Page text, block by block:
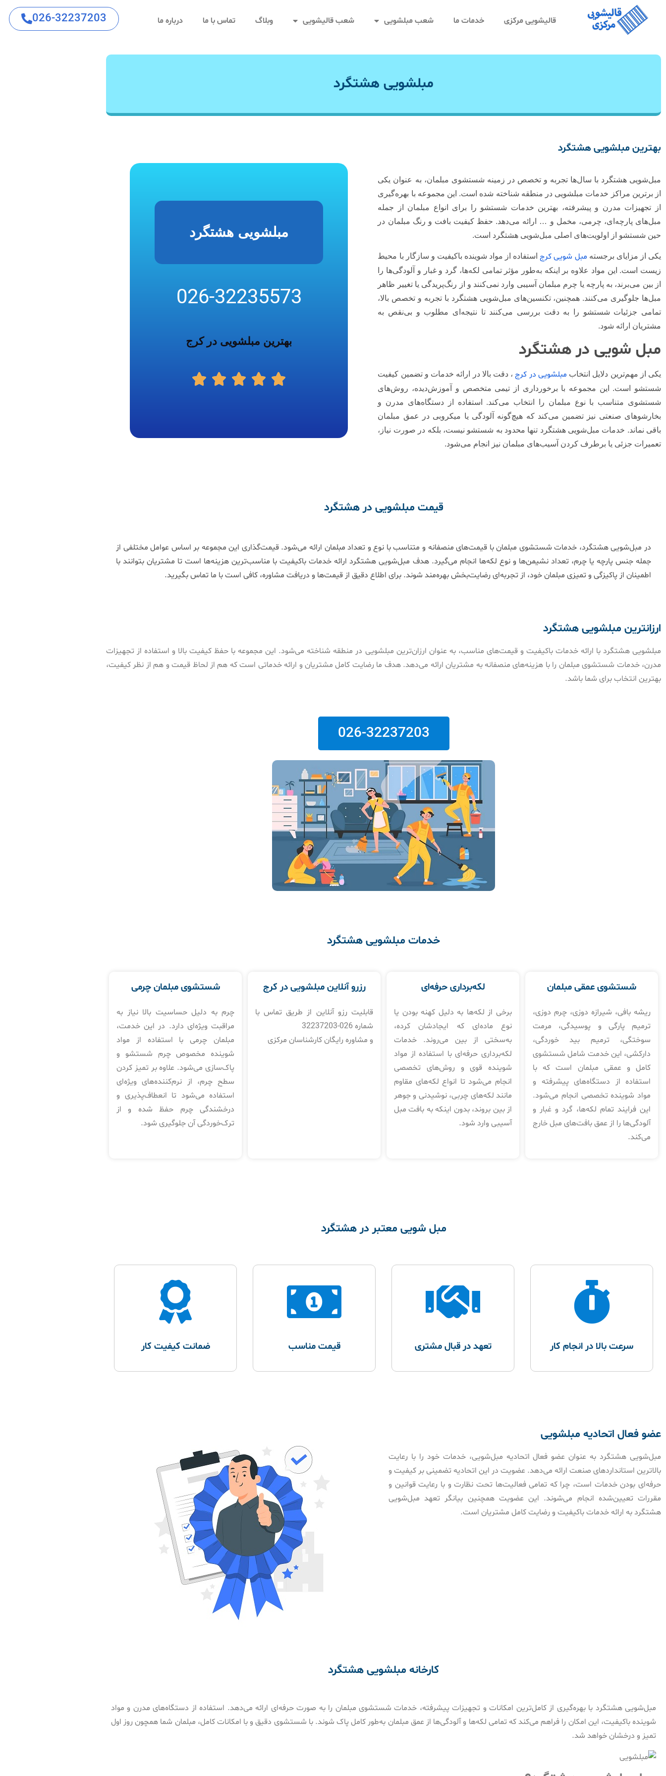
قالیشویی مرکزی خدمات ما شعب مبلشویی شعب قالیشویی وبلاگ تماس با ما درباره ما 026-32237203
مبلشویی هشتگرد
بهترین مبلشویی هشتگرد
مبل‌شویی هشتگرد با سال‌ها تجربه و تخصص در زمینه شستشوی مبلمان، به عنوان یکی
از برترین مراکز خدمات مبلشویی در منطقه شناخته شده است. این مجموعه با بهره‌گیری
از تجهیزات مدرن و پیشرفته، بهترین خدمات شستشو را برای انواع مبلمان از جمله
مبل‌های پارچه‌ای، چرمی، مخمل و … ارائه می‌دهد. حفظ کیفیت بافت و رنگ مبلمان در
حین شستشو از اولویت‌های اصلی مبل‌شویی هشتگرد است.
یکی از مزایای برجسته مبل‌ شویی کرج استفاده از مواد شوینده باکیفیت و سازگار با محیط
زیست است. این مواد علاوه بر اینکه به‌طور مؤثر تمامی لکه‌ها، گرد و غبار و آلودگی‌ها را
از بین می‌برند، به پارچه یا چرم مبلمان آسیبی وارد نمی‌کنند و از رنگ‌پریدگی یا تغییر ظاهر
مبل‌ها جلوگیری می‌کنند. همچنین، تکنسین‌های مبل‌شویی هشتگرد با تجربه و تخصص بالا،
تمامی جزئیات شستشو را به دقت بررسی می‌کنند تا نتیجه‌ای مطلوب و بی‌نقص به
مشتریان ارائه شود.
مبل شویی در هشتگرد
یکی از مهم‌ترین دلایل انتخاب مبلشویی در کرج ، دقت بالا در ارائه خدمات و تضمین کیفیت
شستشو است. این مجموعه با برخورداری از تیمی متخصص و آموزش‌دیده، روش‌های
شستشوی متناسب با نوع مبلمان را انتخاب می‌کند. استفاده از دستگاه‌های مدرن و
بخارشوهای صنعتی نیز تضمین می‌کند که هیچ‌گونه آلودگی یا میکروبی در عمق مبلمان
باقی نماند. خدمات مبل‌شویی هشتگرد تنها محدود به شستشو نیست، بلکه در صورت نیاز،
تعمیرات جزئی یا برطرف کردن آسیب‌های مبلمان نیز انجام می‌شود.
مبلشویی هشتگرد
026-32235573
بهترین مبلشویی در کرج
قیمت مبلشویی در هشتگرد
در مبل‌شویی هشتگرد، خدمات شستشوی مبلمان با قیمت‌های منصفانه و متناسب با نوع و تعداد مبلمان ارائه می‌شود. قیمت‌گذاری این مجموعه بر اساس عوامل مختلفی از
جمله جنس پارچه یا چرم، تعداد نشیمن‌ها و نوع لکه‌ها انجام می‌گیرد. هدف مبل‌شویی هشتگرد ارائه خدمات باکیفیت با مناسب‌ترین هزینه‌ها است تا مشتریان بتوانند با
اطمینان از پاکیزگی و تمیزی مبلمان خود، از تجربه‌ای رضایت‌بخش بهره‌مند شوند. برای اطلاع دقیق از قیمت‌ها و دریافت مشاوره، کافی است با ما تماس بگیرید.
ارزانترین مبلشویی هشتگرد
مبلشویی هشتگرد با ارائه خدمات باکیفیت و قیمت‌های مناسب، به عنوان ارزان‌ترین مبلشویی در منطقه شناخته می‌شود. این مجموعه با حفظ کیفیت بالا و استفاده از تجهیزات
مدرن، خدمات شستشوی مبلمان را با هزینه‌های منصفانه به مشتریان ارائه می‌دهد. هدف ما رضایت کامل مشتریان و ارائه خدماتی است که هم از لحاظ قیمت و هم از نظر کیفیت،
بهترین انتخاب برای شما باشد.
026-32237203
خدمات مبلشویی هشتگرد
شستشوی عمقی مبلمان
ریشه بافی، شیرازه دوزی، چرم دوزی،
ترمیم پارگی و پوسیدگی، مرمت
سوختگی، ترمیم بید خوردگی،
دارکشی، این خدمت شامل شستشوی
کامل و عمقی مبلمان است که با
استفاده از دستگاه‌های پیشرفته و
مواد شوینده تخصصی انجام می‌شود.
این فرایند تمام لکه‌ها، گرد و غبار و
آلودگی‌ها را از عمق بافت‌های مبل خارج
می‌کند.
لکه‌برداری حرفه‌ای
برخی از لکه‌ها به دلیل کهنه بودن یا
نوع ماده‌ای که ایجادشان کرده،
به‌سختی از بین می‌روند. خدمات
لکه‌برداری حرفه‌ای با استفاده از مواد
شوینده قوی و روش‌های تخصصی
انجام می‌شود تا انواع لکه‌های مقاوم
مانند لکه‌های چربی، نوشیدنی و جوهر
از بین بروند، بدون اینکه به بافت مبل
آسیبی وارد شود.
رزرو آنلاین مبلشویی در کرج
قابلیت رزو آنلاین از طریق تماس با
شماره 026-32237203
و مشاوره رایگان کارشناسان مرکزی
شستشوی مبلمان چرمی
چرم به دلیل حساسیت بالا نیاز به
مراقبت ویژه‌ای دارد. در این خدمت،
مبلمان چرمی با استفاده از مواد
شوینده مخصوص چرم شستشو و
پاک‌سازی می‌شود. علاوه بر تمیز کردن
سطح چرم، از نرم‌کننده‌های ویژه‌ای
استفاده می‌شود تا انعطاف‌پذیری و
درخشندگی چرم حفظ شده و از
ترک‌خوردگی آن جلوگیری شود.
مبل شویی معتبر در هشتگرد
سرعت بالا در انجام کار تعهد در قبال مشتری قیمت مناسب ضمانت کیفیت کار
عضو فعال اتحادیه مبلشویی
مبل‌شویی هشتگرد به عنوان عضو فعال اتحادیه مبل‌شویی، خدمات خود را با رعایت
بالاترین استانداردهای صنعت ارائه می‌دهد. عضویت در این اتحادیه تضمینی بر کیفیت و
حرفه‌ای بودن خدمات است، چرا که تمامی فعالیت‌ها تحت نظارت و با رعایت قوانین و
مقررات تعیین‌شده انجام می‌شوند. این عضویت همچنین بیانگر تعهد مبل‌شویی
هشتگرد به ارائه خدمات باکیفیت و رضایت کامل مشتریان است.
کارخانه مبلشویی هشتگرد
مبل‌شویی هشتگرد با بهره‌گیری از کامل‌ترین امکانات و تجهیزات پیشرفته، خدمات شستشوی مبلمان را به صورت حرفه‌ای ارائه می‌دهد. استفاده از دستگاه‌های مدرن و مواد
شوینده باکیفیت، این امکان را فراهم می‌کند که تمامی لکه‌ها و آلودگی‌ها از عمق مبلمان به‌طور کامل پاک شوند. با شستشوی دقیق و با امکانات کامل، مبلمان شما همچون روز اول
تمیز و درخشان خواهد شد.